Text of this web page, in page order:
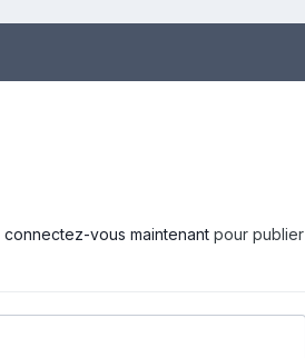
connectez-vous maintenantpour publier